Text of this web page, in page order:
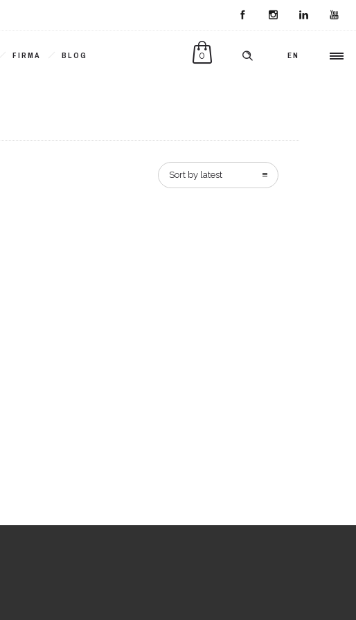
EN
0
FIRMA BLOG
Sort by latest